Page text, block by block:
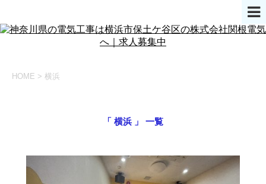
HOME > 横浜
「 横浜 」 一覧